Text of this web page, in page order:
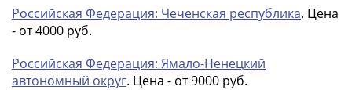
Российская Федерация: Чеченская республика. Цена
- от 4000 руб.
Российская Федерация: Ямало-Ненецкий
автономный округ. Цена - от 9000 руб.